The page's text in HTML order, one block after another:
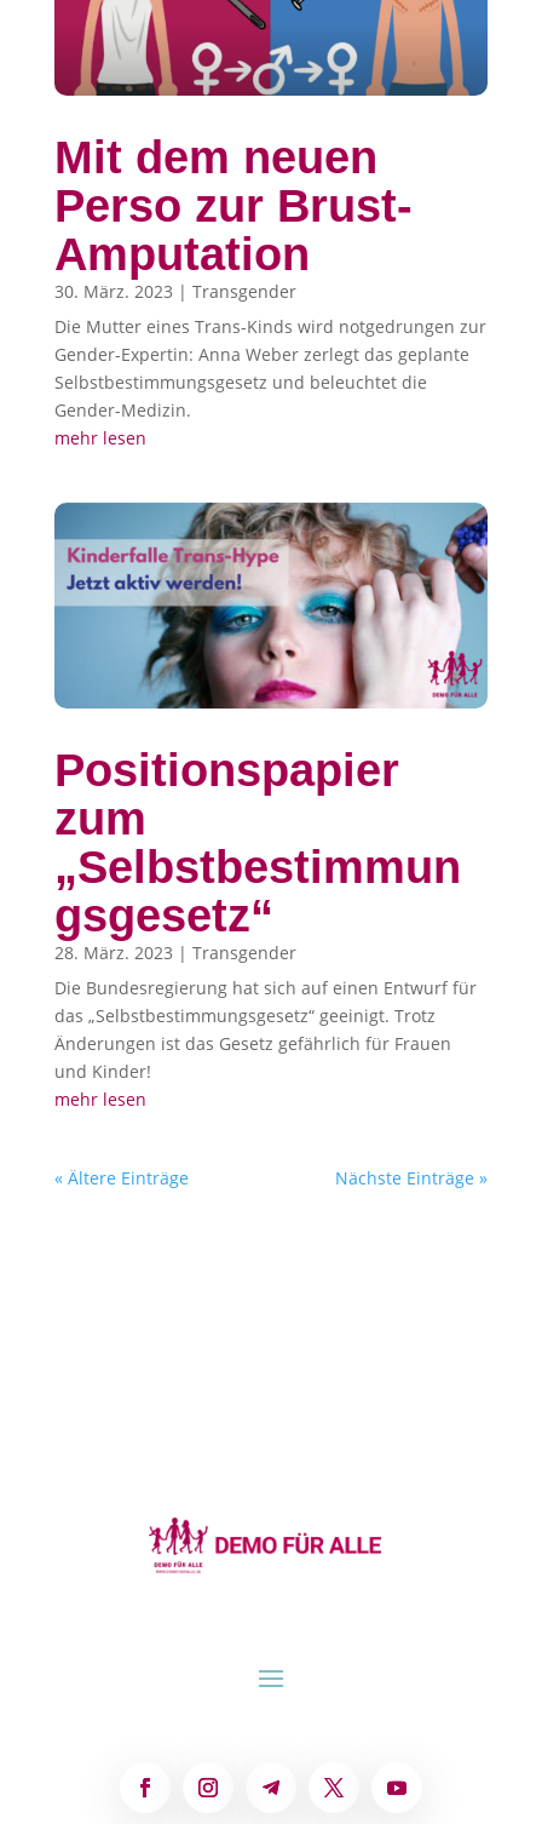
Mit dem neuen
Perso zur Brust-
Amputation
30. März. 2023 | Transgender
Die Mutter eines Trans-Kinds wird notgedrungen zur
Gender-Expertin: Anna Weber zerlegt das geplante
Selbstbestimmungsgesetz und beleuchtet die
Gender-Medizin.
mehr lesen
Positionspapier
zum
„Selbstbestimmun
gsgesetz“
28. März. 2023 | Transgender
Die Bundesregierung hat sich auf einen Entwurf für
das „Selbstbestimmungsgesetz“ geeinigt. Trotz
Änderungen ist das Gesetz gefährlich für Frauen
und Kinder!
mehr lesen
« Ältere Einträge Nächste Einträge »